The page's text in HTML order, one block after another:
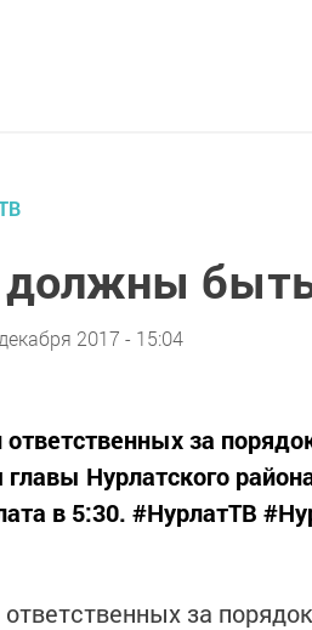
должны
2017 - 15:04
за
главы Нурлатского
в 5:30. #НурлатТВ
за